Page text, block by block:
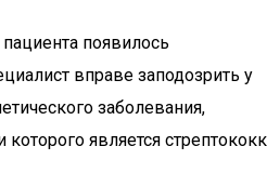
появилось
вправе заподозрить у
заболевания,
является стрептококк